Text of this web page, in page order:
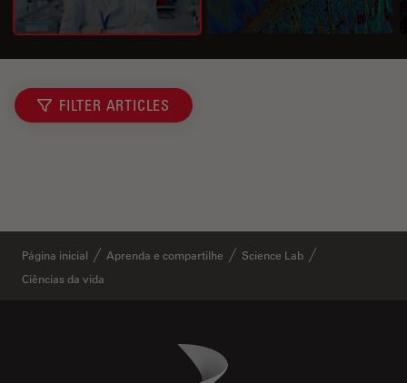
FILTER ARTICLES
Página inicial Aprenda e compartilhe
Science Lab
Ciências da vida
Danaher Logo